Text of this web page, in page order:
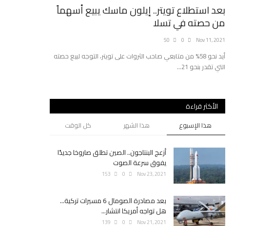
بعد استطلاع تويتر.. إيلون ماسك يبيع أسهماً
من حصته في تسلا
Nov 11, 2021
0
50
أيد نحو 58% من متابعي صاحب الثروات على تويتر، التوجه لبيع حصته
التي تقدر بنحو 21...
الأكثر قراءة
هذا الإسبوع هذا الشهر كل الوقت
أزعج البنتاجون.. الصين تطلق صاروخا جديدًا
يفوق سرعة الصوت
Nov 23, 2021
0
153
بعد مصادرة الصومال 6 مسيرات تركية...
هل تواجه أمريكا انتشار...
Nov 21, 2021
0
139